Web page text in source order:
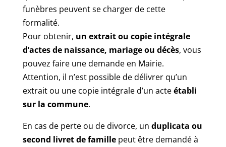
funèbres peuvent se charger de cette
formalité.
Pour obtenir, un extrait ou copie intégrale
d’actes de naissance, mariage ou décès, vous
pouvez faire une demande en Mairie.
Attention, il n’est possible de délivrer qu’un
extrait ou une copie intégrale d’un acteétabli
sur la commune.
En cas de perte ou de divorce, un duplicata ou
second livret de famillepeut être demandé à